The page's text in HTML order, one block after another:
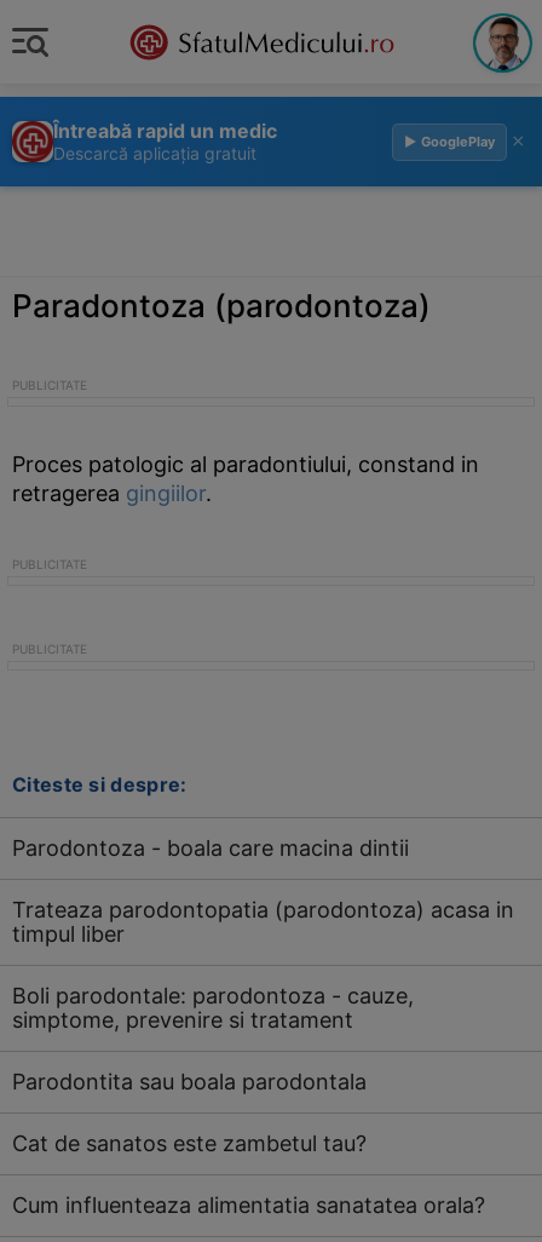
Întreabă rapid un medic
Descarcă aplicația gratuit
▶ GooglePlay ×
Paradontoza (parodontoza)
Proces patologic al paradontiului, constand in
retragerea gingiilor.
Citeste si despre:
Parodontoza - boala care macina dintii
Trateaza parodontopatia (parodontoza) acasa in
timpul liber
Boli parodontale: parodontoza - cauze,
simptome, prevenire si tratament
Parodontita sau boala parodontala
Cat de sanatos este zambetul tau?
Cum influenteaza alimentatia sanatatea orala?